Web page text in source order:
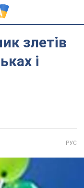
злетів
і
РУС